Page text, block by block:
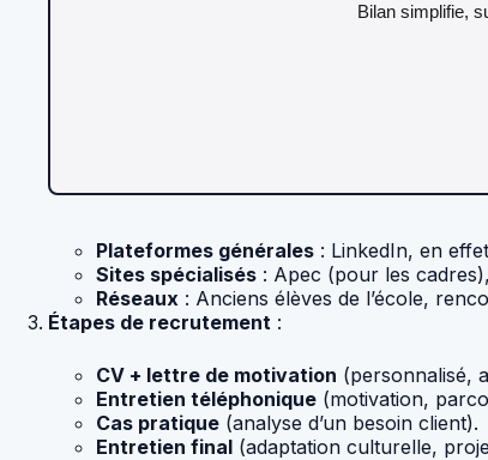
Bilan simplifie,
Plateformes générales : LinkedIn, en
Sites spécialisés : Apec (pour les
Réseaux : Anciens élèves de l’école,
Étapes de recrutement :
CV + lettre de motivation (personnalisé,
Entretien téléphonique (motivation,
Cas pratique (analyse d’un besoin client).
Entretien final (adaptation culturelle,